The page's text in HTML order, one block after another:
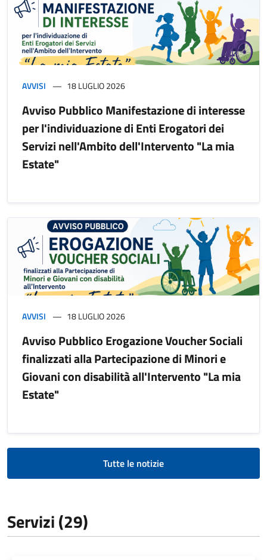
AVVISI 18 LUGLIO 2026
Avviso Pubblico Manifestazione di interesse
per l'individuazione di Enti Erogatori dei
Servizi nell'Ambito dell'Intervento "La mia
Estate"
AVVISI 18 LUGLIO 2026
Avviso Pubblico Erogazione Voucher Sociali
finalizzati alla Partecipazione di Minori e
Giovani con disabilità all'Intervento "La mia
Estate"
Tutte le notizie
Servizi (29)